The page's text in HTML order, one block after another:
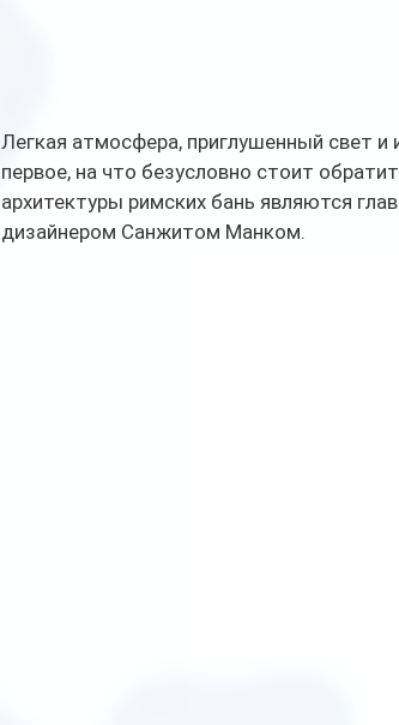
Легкая атмосфера, приглушенный свет
первое, на что безусловно стоит
архитектуры римских бань являются
дизайнером Санжитом Манком.